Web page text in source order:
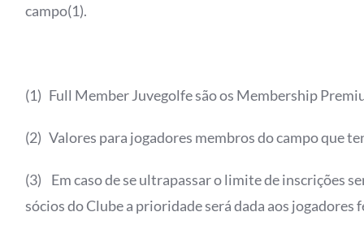
campo(1).
(1) Full Member Juvegolfe são os Membership
(2) Valores para jogadores membros do campo que
(3) Em caso de se ultrapassar o limite de inscrições
sócios do Clube a prioridade será dada aos